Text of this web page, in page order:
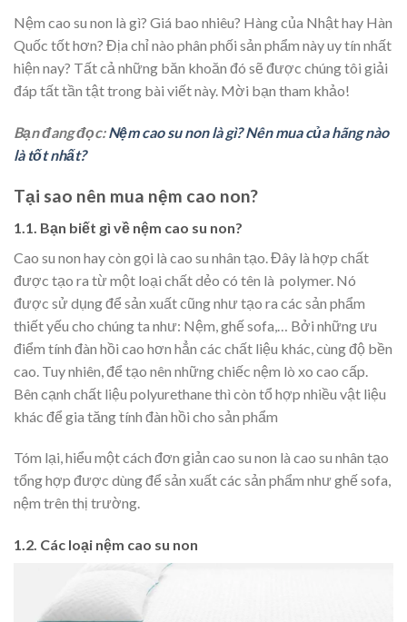
Nệm cao su non là gì? Giá bao nhiêu? Hàng của Nhật hay Hàn
Quốc tốt hơn? Địa chỉ nào phân phối sản phẩm này uy tín nhất
hiện nay? Tất cả những băn khoăn đó sẽ được chúng tôi giải
đáp tất tần tật trong bài viết này. Mời bạn tham khảo!
Bạn đang đọc:Nệm cao su non là gì? Nên mua của hãng nào
là tốt nhất?
Tại sao nên mua nệm cao non?
1.1. Bạn biết gì về nệm cao su non?
Cao su non hay còn gọi là cao su nhân tạo. Đây là hợp chất
được tạo ra từ một loại chất dẻo có tên là polymer. Nó
được sử dụng để sản xuất cũng như tạo ra các sản phẩm
thiết yếu cho chúng ta như: Nệm, ghế sofa,… Bởi những ưu
điểm tính đàn hồi cao hơn hẳn các chất liệu khác, cùng độ bền
cao. Tuy nhiên, để tạo nên những chiếc nệm lò xo cao cấp.
Bên cạnh chất liệu polyurethane thì còn tổ hợp nhiều vật liệu
khác để gia tăng tính đàn hồi cho sản phẩm
Tóm lại, hiểu một cách đơn giản cao su non là cao su nhân tạo
tổng hợp được dùng để sản xuất các sản phẩm như ghế sofa,
nệm trên thị trường.
1.2. Các loại nệm cao su non